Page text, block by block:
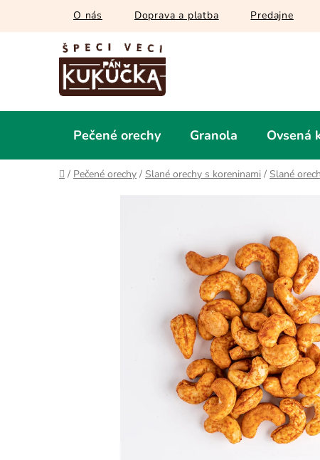
obsah
O nás Doprava a platba Predajne
Pečené orechy Granola Ovsená
Domov
/ Pečené orechy / Slané orechy s koreninami / Slané